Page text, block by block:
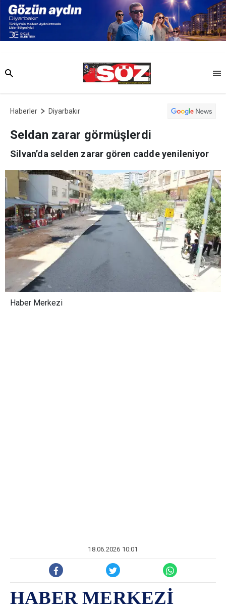
Haberler Diyarbakır
Seldan zarar görmüşlerdi
Silvan’da selden zarar gören cadde yenileniyor
Haber Merkezi
18.06.2026 10:01
HABER MERKEZİ